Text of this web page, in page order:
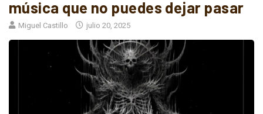
música que no puedes dejar pasar
Miguel Castillo julio 20, 2025